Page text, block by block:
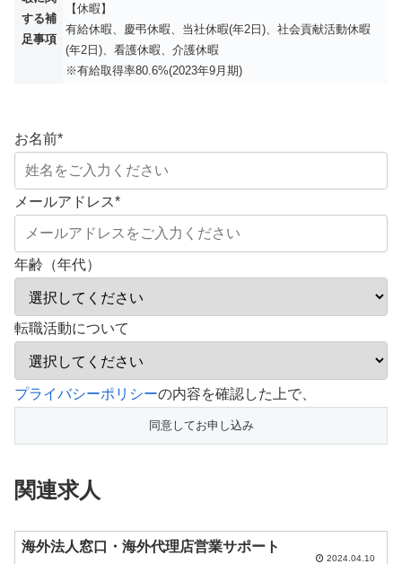
する補
足事項
【休暇】
有給休暇、慶弔休暇、当社休暇(年2日)、社会貢献活動休暇
(年2日)、看護休暇、介護休暇
※有給取得率80.6%(2023年9月期)
お名前*
メールアドレス*
年齢（年代）
転職活動について
こ
フ
ー
ド
プライバシーポリシーの内容を確認した上で、
関連求人
海外法人窓口・海外代理店営業サポート
2024.04.10